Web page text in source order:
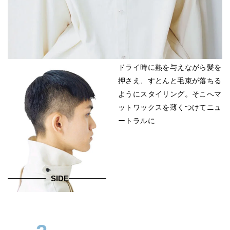
SIDE
ドライ時に熱を与えながら髪を
押さえ、すとんと毛束が落ちる
ようにスタイリング。そこへマ
ットワックスを薄くつけてニュ
ートラルに